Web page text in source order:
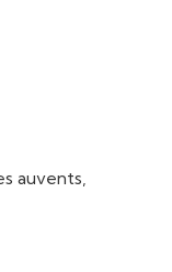
auvents,